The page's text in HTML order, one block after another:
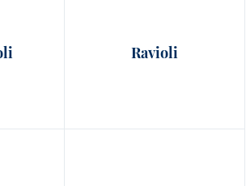
Ravioli